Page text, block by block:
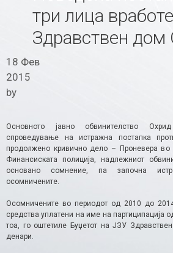
три лица
Здравствен дом
18 Фев
2015
by
Основното јавно обвинителство
спроведување на истражна постапка
продолжено кривично дело – Проневера
Финансиската полиција, надлежниот
основано сомнение, па започна
осомничените.
Осомничените во периодот од 2010 до
средства уплатени на име на партиципација
тоа, го оштетиле Буџетот на ЈЗУ
денари.